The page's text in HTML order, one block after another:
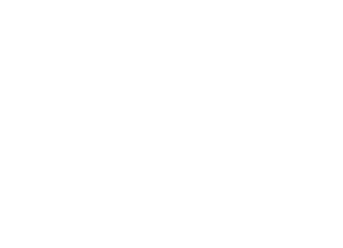
: Pour cette variété,
la sélection de conservation à
assurer une variété de qualité
essentiel de l’entretenir avec